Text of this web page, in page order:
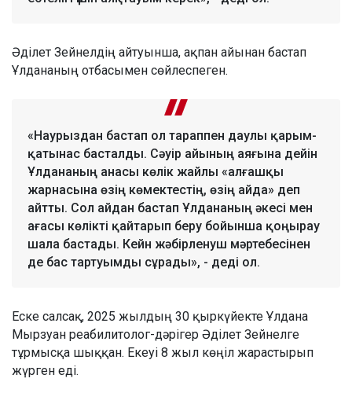
Әділет Зейнелдің айтуынша, ақпан айынан бастап
Ұлдананың отбасымен сөйлеспеген.
«Наурыздан бастап ол тараппен даулы қарым-
қатынас басталды. Сәуір айының аяғына дейін
Ұлдананың анасы көлік жайлы «алғашқы
жарнасына өзің көмектестің, өзің айда» деп
айтты. Сол айдан бастап Ұлдананың әкесі мен
ағасы көлікті қайтарып беру бойынша қоңырау
шала бастады. Кейн жәбірленуш мәртебесінен
де бас тартуымды сұрады», - деді ол.
Еске салсақ, 2025 жылдың 30 қыркүйекте Ұлдана
Мырзуан реабилитолог-дәрігер Әділет Зейнелге
тұрмысқа шыққан. Екеуі 8 жыл көңіл жарастырып
жүрген еді.